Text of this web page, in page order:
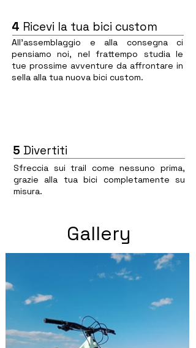
4 Ricevi la tua bici custom
All'assemblaggio e alla consegna ci
pensiamo noi, nel frattempo studia le
tue prossime avventure da affrontare in
sella alla tua nuova bici custom.
5 Divertiti
Sfreccia sui trail come nessuno prima,
grazie alla tua bici completamente su
misura.
Gallery